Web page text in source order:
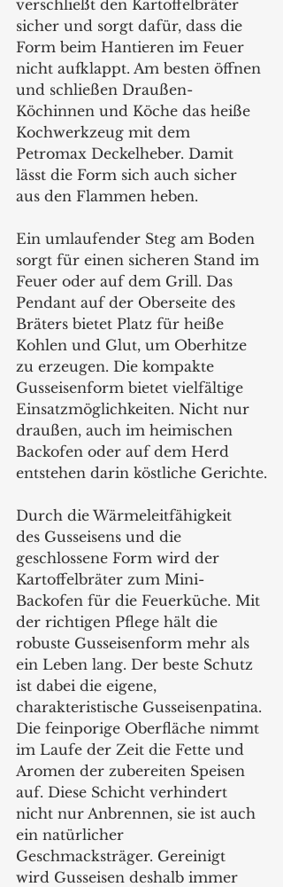
verschließt den Kartoffelbräter
sicher und sorgt dafür, dass die
Form beim Hantieren im Feuer
nicht aufklappt. Am besten öffnen
und schließen Draußen-
Köchinnen und Köche das heiße
Kochwerkzeug mit dem
Petromax Deckelheber. Damit
lässt die Form sich auch sicher
aus den Flammen heben.
Ein umlaufender Steg am Boden
sorgt für einen sicheren Stand im
Feuer oder auf dem Grill. Das
Pendant auf der Oberseite des
Bräters bietet Platz für heiße
Kohlen und Glut, um Oberhitze
zu erzeugen. Die kompakte
Gusseisenform bietet vielfältige
Einsatzmöglichkeiten. Nicht nur
draußen, auch im heimischen
Backofen oder auf dem Herd
entstehen darin köstliche Gerichte.
Durch die Wärmeleitfähigkeit
des Gusseisens und die
geschlossene Form wird der
Kartoffelbräter zum Mini-
Backofen für die Feuerküche. Mit
der richtigen Pflege hält die
robuste Gusseisenform mehr als
ein Leben lang. Der beste Schutz
ist dabei die eigene,
charakteristische Gusseisenpatina.
Die feinporige Oberfläche nimmt
im Laufe der Zeit die Fette und
Aromen der zubereiten Speisen
auf. Diese Schicht verhindert
nicht nur Anbrennen, sie ist auch
ein natürlicher
Geschmacksträger. Gereinigt
wird Gusseisen deshalb immer